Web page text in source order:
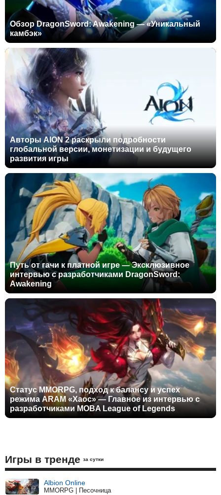
Обзор DragonSword: Awakening — «Уникальный
камбэк»
Авторы AION 2 раскрыли подробности
глобальной версии, монетизации и будущего
развития игры
Путь от гачи к платной игре — Эксклюзивное
интервью с разработчиками DragonSword:
Awakening
Статус MMORPG, подход к балансу и успех
режима ARAM «Хаос» — Главное из интервью с
разработчиками MOBA League of Legends
Игры в тренде за сутки
Albion Online
MMORPG | Песочница